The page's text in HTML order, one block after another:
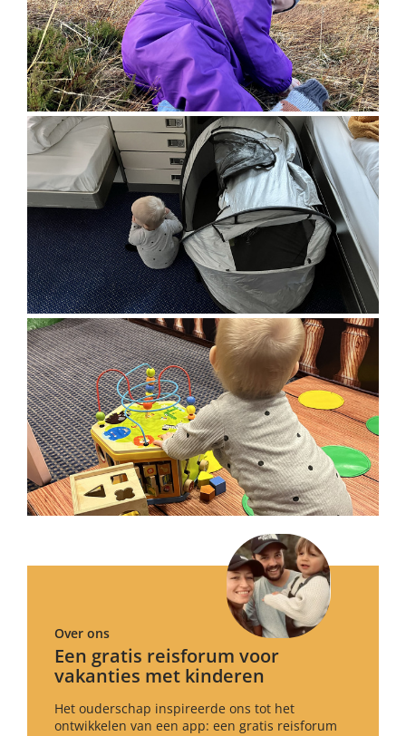
Over ons
Een gratis reisforum voor
vakanties met kinderen
Het ouderschap inspireerde ons tot het
ontwikkelen van een app: een gratis reisforum